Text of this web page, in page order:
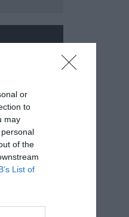
or
to
may
of the
List of